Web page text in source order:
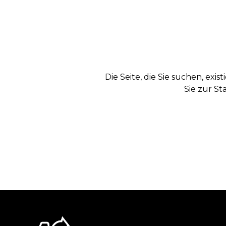
Die Seite, die Sie suchen,
Sie zur